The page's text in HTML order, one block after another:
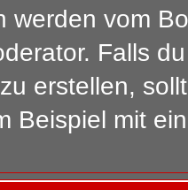
werden vom
Falls
erstellen,
Beispiel mit